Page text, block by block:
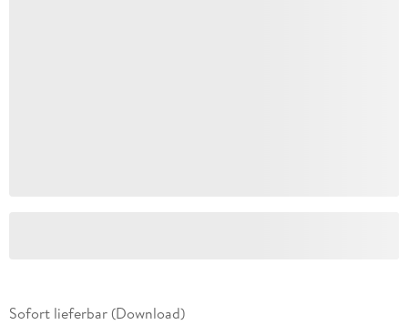
Sofort lieferbar (Download)